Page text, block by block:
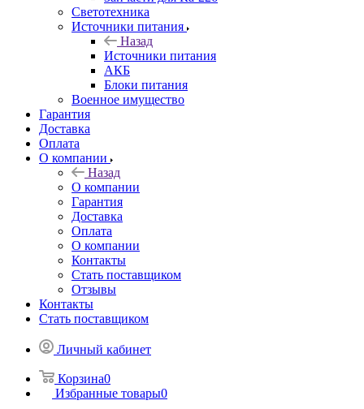
Светотехника
Источники питания
Назад
Источники питания
АКБ
Блоки питания
Военное имущество
Гарантия
Доставка
Оплата
О компании
Назад
О компании
Гарантия
Доставка
Оплата
О компании
Контакты
Стать поставщиком
Отзывы
Контакты
Стать поставщиком
Личный кабинет
Корзина0
Избранные товары0